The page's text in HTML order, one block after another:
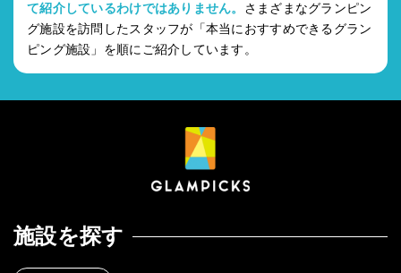
て紹介しているわけではありません。 さまざまなグランピン
グ施設を訪問したスタッフが「本当におすすめできるグラン
ピング施設」を順にご紹介しています。
施設を探す